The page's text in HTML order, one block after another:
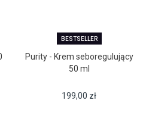
BESTSELLER
Purity - Krem seboregulujący
50 ml
199,00 zł